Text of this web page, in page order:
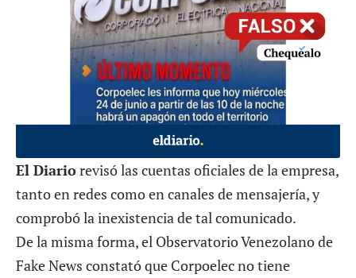
El Diariorevisó las cuentas oficiales de la empresa,
tanto en redes como en canales de mensajería, y
comprobó la inexistencia de tal comunicado.
De la misma forma, el Observatorio Venezolano de
Fake News constató que Corpoelec no tiene